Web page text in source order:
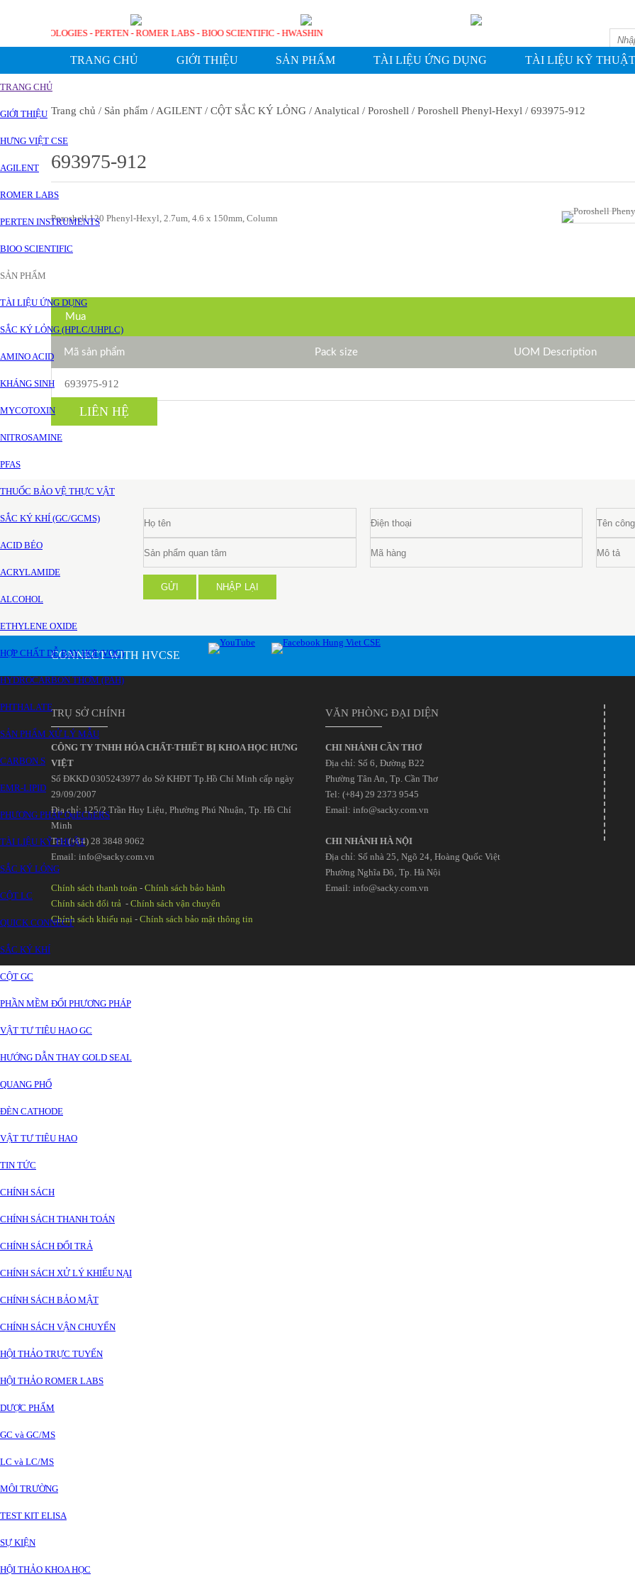
TECHNOLOGIES - PERTEN - ROMER LABS - BIOO SCIENTIFIC - HWASHIN
TRANG CHỦ GIỚI THIỆU SẢN PHẨM TÀI LIỆU ỨNG DỤNG TÀI LIỆU KỸ THUẬT
TRANG CHỦ
GIỚI THIỆU
HƯNG VIỆT CSE
AGILENT
ROMER LABS
PERTEN INSTRUMENTS
BIOO SCIENTIFIC
SẢN PHẨM
TÀI LIỆU ỨNG DỤNG
SẮC KÝ LỎNG (HPLC/UHPLC)
AMINO ACID
KHÁNG SINH
MYCOTOXIN
NITROSAMINE
PFAS
THUỐC BẢO VỆ THỰC VẬT
SẮC KÝ KHÍ (GC/GCMS)
ACID BÉO
ACRYLAMIDE
ALCOHOL
ETHYLENE OXIDE
HỢP CHẤT DỄ BAY HƠI (VOC)
HYDROCARBON THƠM (PAH)
PHTHALATE
SẢN PHẨM XỬ LÝ MẪU
CARBON S
EMR-LIPID
PHƯƠNG PHÁP QuEChERS
TÀI LIỆU KỸ THUẬT
SẮC KÝ LỎNG
CỘT LC
QUICK CONNECT
SẮC KÝ KHÍ
CỘT GC
PHẦN MỀM ĐỔI PHƯƠNG PHÁP
VẬT TƯ TIÊU HAO GC
HƯỚNG DẪN THAY GOLD SEAL
QUANG PHỔ
ĐÈN CATHODE
VẬT TƯ TIÊU HAO
TIN TỨC
CHÍNH SÁCH
CHÍNH SÁCH THANH TOÁN
CHÍNH SÁCH ĐỔI TRẢ
CHÍNH SÁCH XỬ LÝ KHIẾU NẠI
CHÍNH SÁCH BẢO MẬT
CHÍNH SÁCH VẬN CHUYỂN
HỘI THẢO TRỰC TUYẾN
HỘI THẢO ROMER LABS
DƯỢC PHẨM
GC và GC/MS
LC và LC/MS
MÔI TRƯỜNG
TEST KIT ELISA
SỰ KIỆN
HỘI THẢO KHOA HỌC
Trang chủ / Sản phẩm / AGILENT / CỘT SẮC KÝ LỎNG / Analytical / Poroshell / Poroshell Phenyl-Hexyl / 693975-912
693975-912
Poroshell 120 Phenyl-Hexyl, 2.7um, 4.6 x 150mm, Column
Mua
Mã sản phẩm Pack size UOM Description
693975-912
LIÊN HỆ
GỬI NHẬP LẠI
CONNECT WITH HVCSE
TRỤ SỞ CHÍNH
CÔNG TY TNHH HÓA CHẤT-THIẾT BỊ KHOA HỌC HƯNG
VIỆT
Số ĐKKD 0305243977 do Sở KHĐT Tp.Hồ Chí Minh cấp ngày
29/09/2007
Đia chỉ: 125/2 Trần Huy Liệu‚ Phường Phú Nhuận‚ Tp. Hồ Chí
Minh
Tel: (+84) 28 3848 9062
Email: info@sacky.com.vn
Chính sách thanh toán - Chính sách bảo hành
Chính sách đổi trả - Chính sách vận chuyển
Chính sách khiếu nại - Chính sách bảo mật thông tin
VĂN PHÒNG ĐẠI DIỆN
CHI NHÁNH CẦN THƠ
Địa chỉ: Số 6‚ Đường B22
Phường Tân An‚ Tp. Cần Thơ
Tel: (+84) 29 2373 9545
Email: info@sacky.com.vn
CHI NHÁNH HÀ NỘI
Địa chỉ: Số nhà 25‚ Ngõ 24‚ Hoàng Quốc Việt
Phường Nghĩa Đô‚ Tp. Hà Nội
Email: info@sacky.com.vn